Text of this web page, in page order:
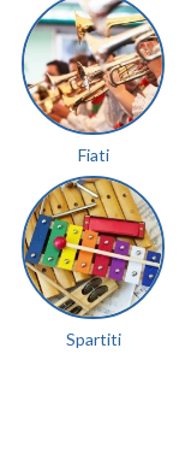
Fiati
Spartiti